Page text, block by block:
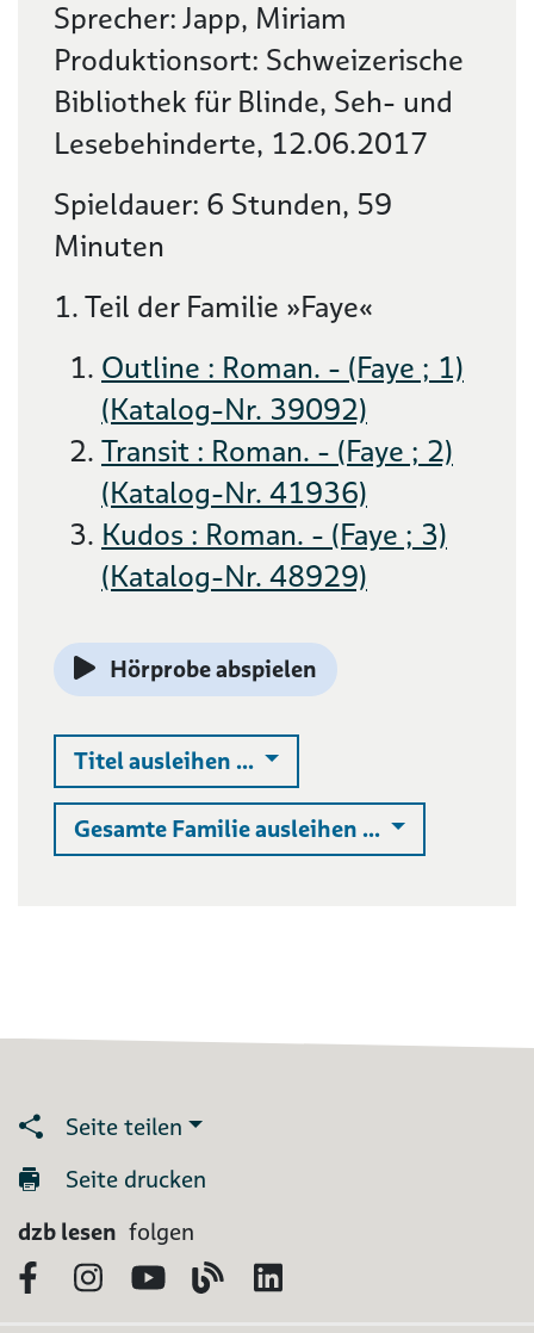
Sprecher: Japp, Miriam
Produktionsort: Schweizerische
Bibliothek für Blinde, Seh- und
Lesebehinderte, 12.06.2017
Spieldauer: 6 Stunden, 59
Minuten
1. Teil der Familie »Faye«
Outline : Roman. - (Faye ; 1)
(Katalog-Nr. 39092)
Transit : Roman. - (Faye ; 2)
(Katalog-Nr. 41936)
Kudos : Roman. - (Faye ; 3)
(Katalog-Nr. 48929)
Hörprobe abspielen
Titel ausleihen ... Auswahlliste ausklappen
Gesamte Familie ausleihen ... Auswahlliste
Seite teilen
Seite drucken
dzb lesen folgen
FacebookInstagram
YouTubeBlog